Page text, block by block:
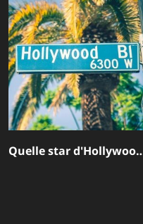
Quelle star d'Hollywood